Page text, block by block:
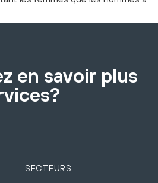
en savoir plus
SECTEURS